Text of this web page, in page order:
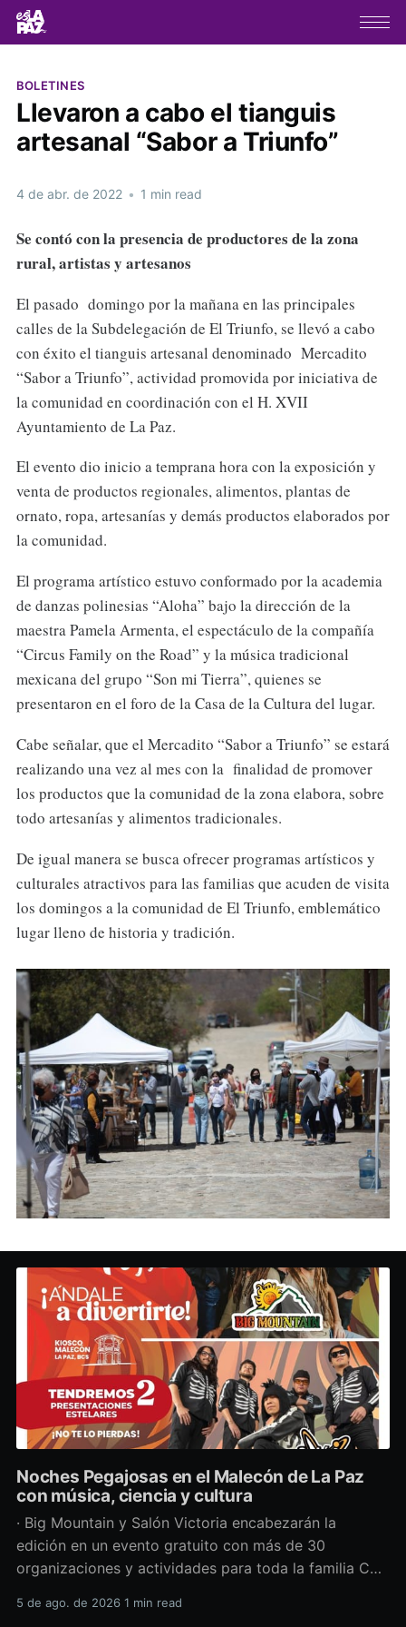
BOLETINES
Llevaron a cabo el tianguis
artesanal “Sabor a Triunfo”
4 de abr. de 2022 • 1 min read
Se contó con la presencia de productores de la zona
rural, artistas y artesanos
El pasado domingo por la mañana en las principales
calles de la Subdelegación de El Triunfo, se llevó a cabo
con éxito el tianguis artesanal denominado Mercadito
“Sabor a Triunfo”, actividad promovida por iniciativa de
la comunidad en coordinación con el H. XVII
Ayuntamiento de La Paz.
El evento dio inicio a temprana hora con la exposición y
venta de productos regionales, alimentos, plantas de
ornato, ropa, artesanías y demás productos elaborados por
la comunidad.
El programa artístico estuvo conformado por la academia
de danzas polinesias “Aloha” bajo la dirección de la
maestra Pamela Armenta, el espectáculo de la compañía
“Circus Family on the Road” y la música tradicional
mexicana del grupo “Son mi Tierra”, quienes se
presentaron en el foro de la Casa de la Cultura del lugar.
Cabe señalar, que el Mercadito “Sabor a Triunfo” se estará
realizando una vez al mes con la finalidad de promover
los productos que la comunidad de la zona elabora, sobre
todo artesanías y alimentos tradicionales.
De igual manera se busca ofrecer programas artísticos y
culturales atractivos para las familias que acuden de visita
los domingos a la comunidad de El Triunfo, emblemático
lugar lleno de historia y tradición.
Noches Pegajosas en el Malecón de La Paz
con música, ciencia y cultura
· Big Mountain y Salón Victoria encabezarán la
edición en un evento gratuito con más de 30
organizaciones y actividades para toda la familia Con
divulgación científica y actividades culturales
5 de ago. de 2026 1 min read